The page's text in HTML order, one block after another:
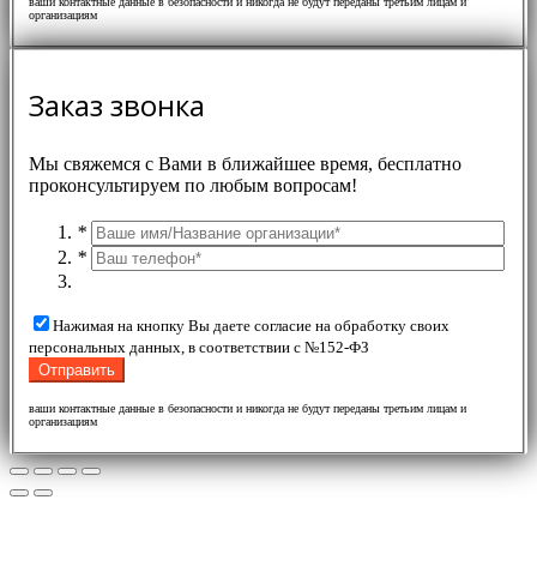
организациям
Заказ звонка
Мы свяжемся с Вами в ближайшее время, бесплатно
проконсультируем по любым вопросам!
*
*
Нажимая на кнопку Вы даете согласие на обработку своих
персональных данных, в соответствии с №152-ФЗ
ваши контактные данные в безопасности и никогда не будут переданы третьим лицам и
организациям